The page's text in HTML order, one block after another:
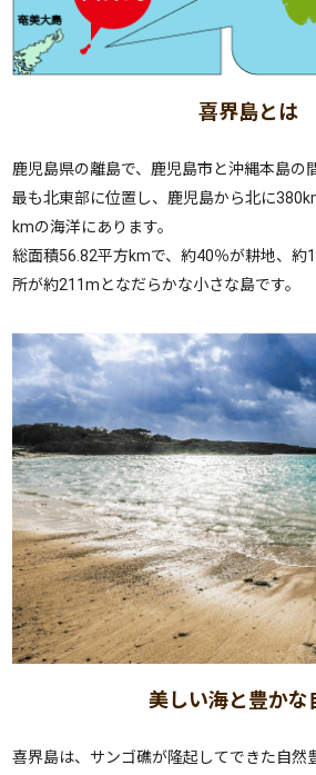
喜界島とは
鹿児島県の離島で、鹿児島市と沖縄本島の
最も北東部に位置し、鹿児島から北に
kmの海洋にあります。
総面積56.82平方kmで、約40％が耕地、約
所が約211mとなだらかな小さな島です。
美しい海と豊かな
喜界島は、サンゴ礁が隆起してできた自然